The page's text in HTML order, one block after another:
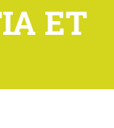
ET